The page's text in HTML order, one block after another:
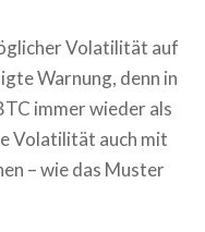
Volatilität auf
Warnung, denn in
immer wieder als
Volatilität auch mit
– wie das Muster